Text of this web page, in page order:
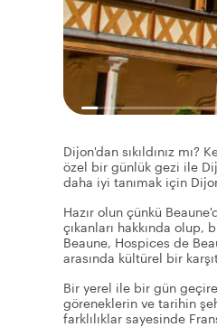
Dijon'dan sıkıldınız
özel bir günlük gezi ile
daha iyi tanımak için
Hazır olun çünkü
çıkanları hakkında
Beaune, Hospices de
arasında kültürel bir
Bir yerel ile bir gün
göreneklerin ve tarihin
farklılıklar sayesinde